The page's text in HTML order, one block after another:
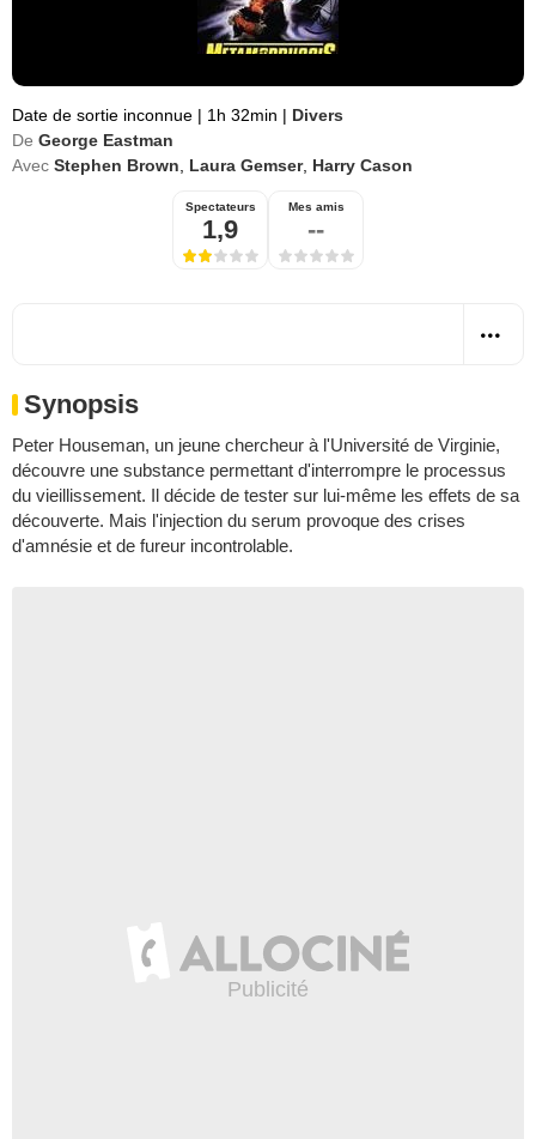
Date de sortie inconnue | 1h 32min | Divers
De George Eastman
Avec Stephen Brown Laura Gemser, Harry Cason
Spectateurs
1,9
Mes amis
--
Synopsis
Peter Houseman, un jeune chercheur à l'Université de Virginie,
découvre une substance permettant d'interrompre le processus
du vieillissement. Il décide de tester sur lui-même les effets de sa
découverte. Mais l'injection du serum provoque des crises
d'amnésie et de fureur incontrolable.